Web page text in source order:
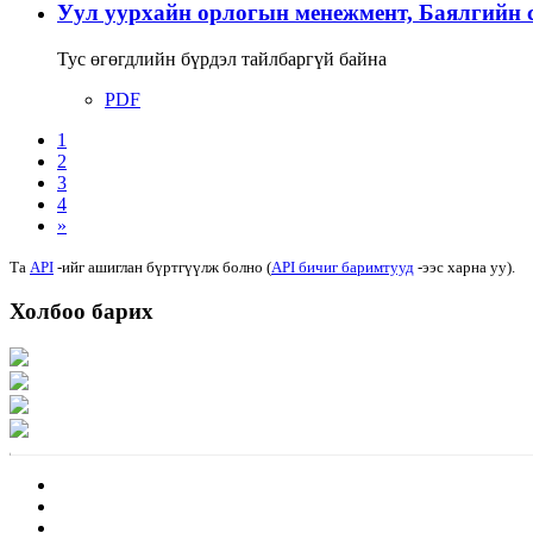
Уул уурхайн орлогын менежмент, Баялгийн
Тус өгөгдлийн бүрдэл тайлбаргүй байна
PDF
1
2
3
4
»
Та API -ийг ашиглан бүртгүүлж болно (API бичиг баримтууд -ээс харна уу).
Холбоо барих